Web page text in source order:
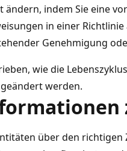
indem Sie eine
in einer
Genehmigung
wie die
werden.
über den